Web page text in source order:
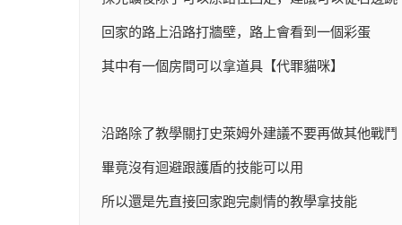
回家的路上沿路打牆壁，路上會看到一個彩蛋
其中有一個房間可以拿道具【代罪貓咪】
沿路除了教學關打史萊姆外建議不要再做其他戰鬥
畢竟沒有迴避跟護盾的技能可以用
所以還是先直接回家跑完劇情的教學拿技能